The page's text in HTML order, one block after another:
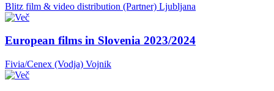
Blitz film & video distribution (Partner) Ljubljana
European films in Slovenia 2023/2024
Fivia/Cenex (Vodja) Vojnik